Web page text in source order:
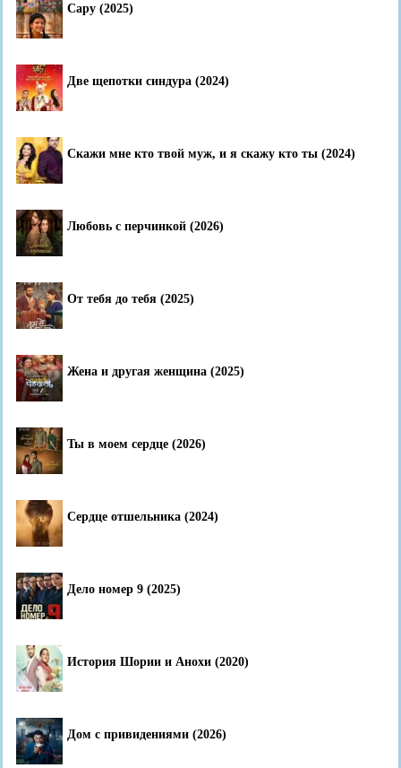
Сару (2025)
Две щепотки синдура (2024)
Скажи мне кто твой муж, и я скажу кто ты (2024)
Любовь с перчинкой (2026)
От тебя до тебя (2025)
Жена и другая женщина (2025)
Ты в моем сердце (2026)
Сердце отшельника (2024)
Дело номер 9 (2025)
История Шории и Анохи (2020)
Дом с привидениями (2026)